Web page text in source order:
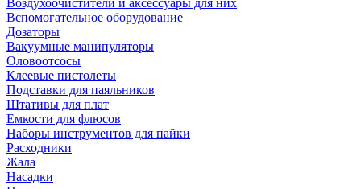
Воздухоочистители и аксессуары для них
Вспомогательное оборудование
Дозаторы
Вакуумные манипуляторы
Оловоотсосы
Клеевые пистолеты
Подставки для паяльников
Штативы для плат
Емкости для флюсов
Наборы инструментов для пайки
Расходники
Жала
Насадки